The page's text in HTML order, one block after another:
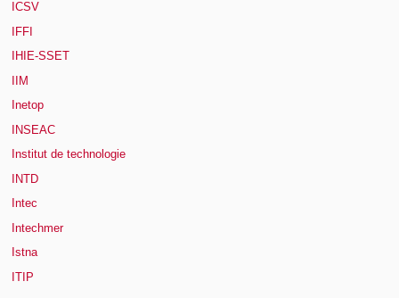
ICSV
IFFI
IHIE-SSET
IIM
Inetop
INSEAC
Institut de technologie
INTD
Intec
Intechmer
Istna
ITIP